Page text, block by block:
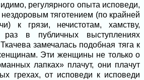
регулярного опыта исповеди,
тяготением (по крайней
к грязи, нечистотам, хамству,
в публичных выступлениях
замечалась подобная тяга к
Эти женщины не только о
лапках» плачут, они плачут
грехах, от исповеди к исповеди